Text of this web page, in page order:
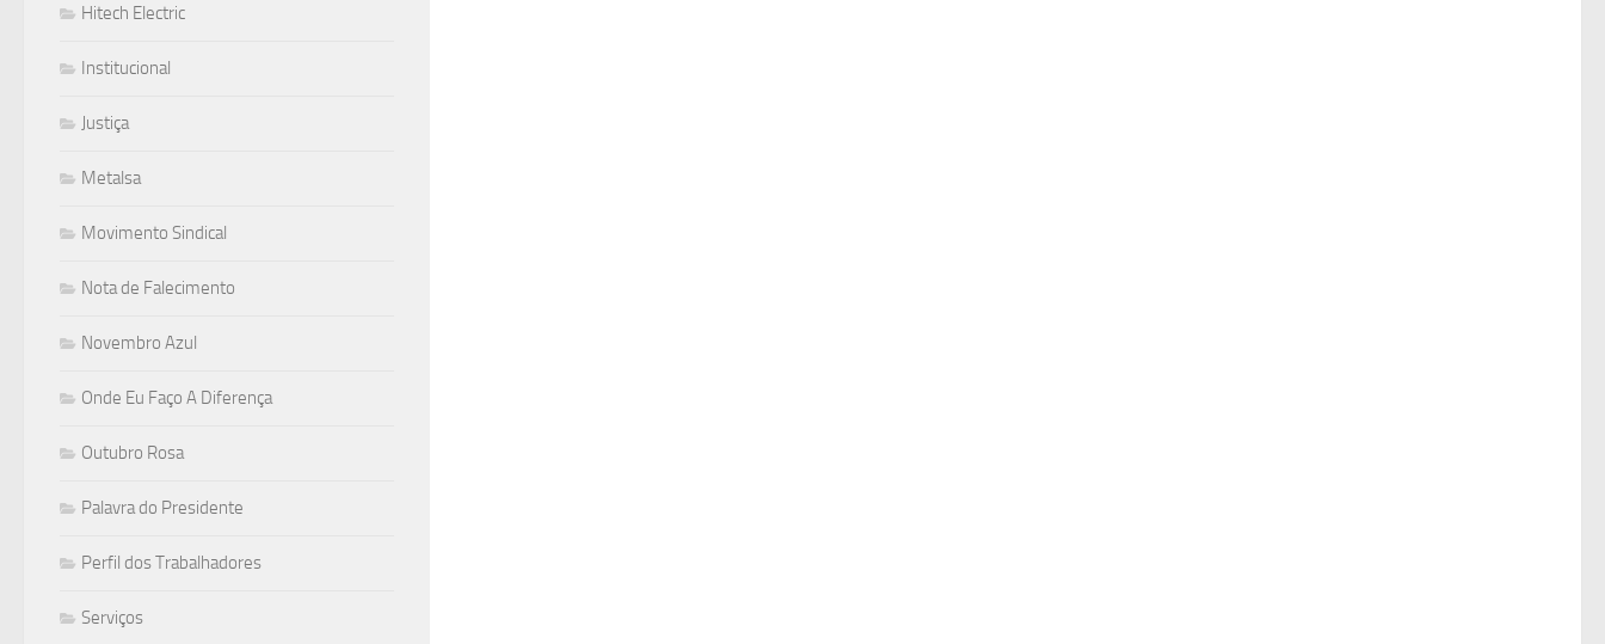
Hitech Electric
Institucional
Justiça
Metalsa
Movimento Sindical
Nota de Falecimento
Novembro Azul
Onde Eu Faço A Diferença
Outubro Rosa
Palavra do Presidente
Perfil dos Trabalhadores
Serviços